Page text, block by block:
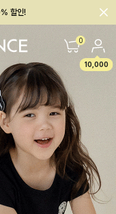
할인!
0
10,000
아우터/상의 하의/레깅스